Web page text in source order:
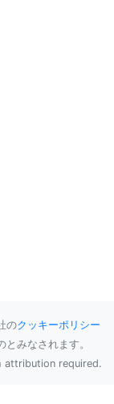
のクッキーポリシー
みなされます。
attribution required.